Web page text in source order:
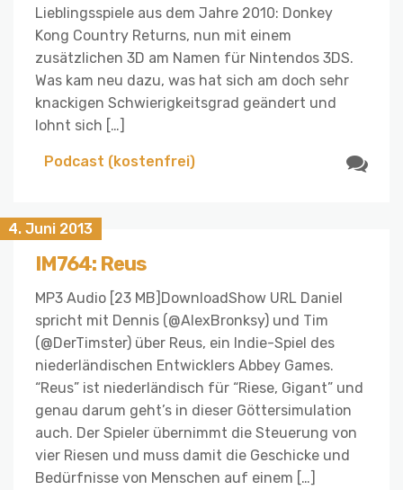
Lieblingsspiele aus dem Jahre 2010: Donkey
Kong Country Returns, nun mit einem
zusätzlichen 3D am Namen für Nintendos 3DS.
Was kam neu dazu, was hat sich am doch sehr
knackigen Schwierigkeitsgrad geändert und
lohnt sich […]
Podcast (kostenfrei)
4. Juni 2013
IM764: Reus
MP3 Audio [23 MB]DownloadShow URL Daniel
spricht mit Dennis (@AlexBronksy) und Tim
(@DerTimster) über Reus, ein Indie-Spiel des
niederländischen Entwicklers Abbey Games.
“Reus” ist niederländisch für “Riese, Gigant” und
genau darum geht’s in dieser Göttersimulation
auch. Der Spieler übernimmt die Steuerung von
vier Riesen und muss damit die Geschicke und
Bedürfnisse von Menschen auf einem […]